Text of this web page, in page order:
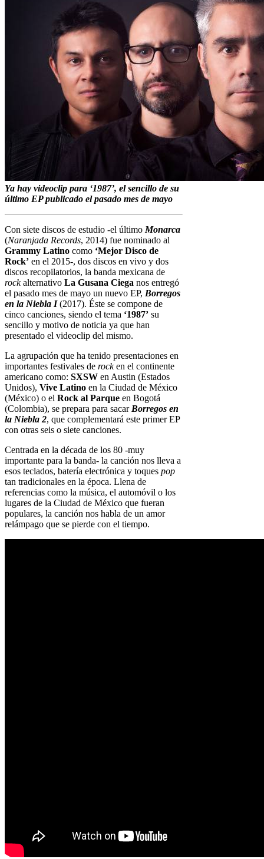
Ya hay videoclip para ‘1987’, el sencillo de su
último EP publicado el pasado mes de mayo
Con siete discos de estudio -el último Monarca
(Naranjada Records, 2014) fue nominado al
Grammy Latino como ‘Mejor Disco de
Rock’ en el 2015-, dos discos en vivo y dos
discos recopilatorios, la banda mexicana de
rockalternativo La Gusana Ciega nos entregó
el pasado mes de mayo un nuevo EP, Borregos
en la Niebla I(2017). Éste se compone de
cinco canciones, siendo el tema ‘1987’ su
sencillo y motivo de noticia ya que han
presentado el videoclip del mismo.
La agrupación que ha tenido presentaciones en
importantes festivales de rocken el continente
americano como: SXSW en Austin (Estados
Unidos), Vive Latino en la Ciudad de México
(México) o el Rock al Parque en Bogotá
(Colombia), se prepara para sacar Borregos en
la Niebla 2, que complementará este primer EP
con otras seis o siete canciones.
Centrada en la década de los 80 -muy
importante para la banda- la canción nos lleva a
esos teclados, batería electrónica y toques pop
tan tradicionales en la época. Llena de
referencias como la música, el automóvil o los
lugares de la Ciudad de México que fueran
populares, la canción nos habla de un amor
relámpago que se pierde con el tiempo.